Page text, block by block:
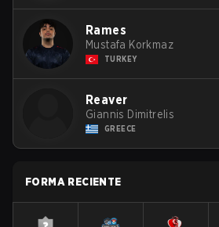
Rames
Mustafa Korkmaz
TURKEY
Reaver
Giannis Dimitrelis
GREECE
FORMA RECIENTE